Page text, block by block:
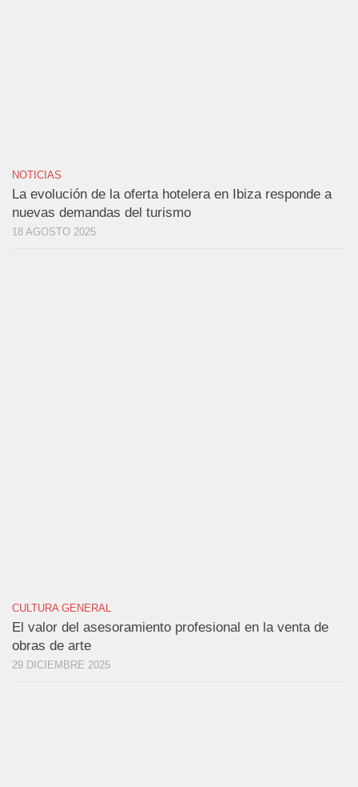
NOTICIAS
La evolución de la oferta hotelera en Ibiza responde a
nuevas demandas del turismo
18 AGOSTO 2025
CULTURA GENERAL
El valor del asesoramiento profesional en la venta de
obras de arte
29 DICIEMBRE 2025